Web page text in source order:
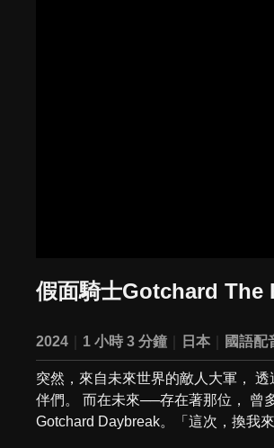
假面騎士Gotchard The
2024 1 小時 3 分鐘 日本 國語配
突然，來自未來世界的敵人大軍，
伴們。 而在未來──存在著那位， 曾
Gotchard Daybreak。「這次，換我來